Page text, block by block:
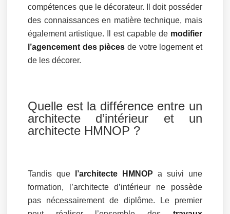
compétences que le décorateur. Il doit posséder
des connaissances en matière technique, mais
également artistique. Il est capable de modifier
l’agencement des pièces de votre logement et
de les décorer.
Quelle est la différence entre un
architecte d’intérieur et un
architecte HMNOP ?
Tandis que l’architecte HMNOP a suivi une
formation, l’architecte d’intérieur ne possède
pas nécessairement de diplôme. Le premier